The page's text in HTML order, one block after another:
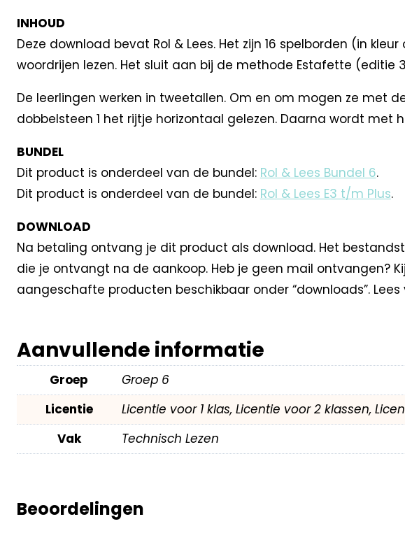
INHOUD
Deze download bevat Rol & Lees. Het zijn 16 spelborden (in
woordrijen lezen. Het sluit aan bij de methode Estafette (editie
De leerlingen werken in tweetallen. Om en om mogen ze met
dobbelsteen 1 het rijtje horizontaal gelezen. Daarna wordt
BUNDEL
Dit product is onderdeel van de bundel: Rol & Lees Bundel 6.
Dit product is onderdeel van de bundel: Rol & Lees E3 t/m Plus.
DOWNLOAD
Na betaling ontvang je dit product als download. Het
die je ontvangt na de aankoop. Heb je geen mail ontvangen?
aangeschafte producten beschikbaar onder “downloads”.
Aanvullende informatie
Groep
Groep 6
Licentie
Licentie voor 1 klas, Licentie voor 2 klassen,
Vak
Technisch Lezen
Beoordelingen